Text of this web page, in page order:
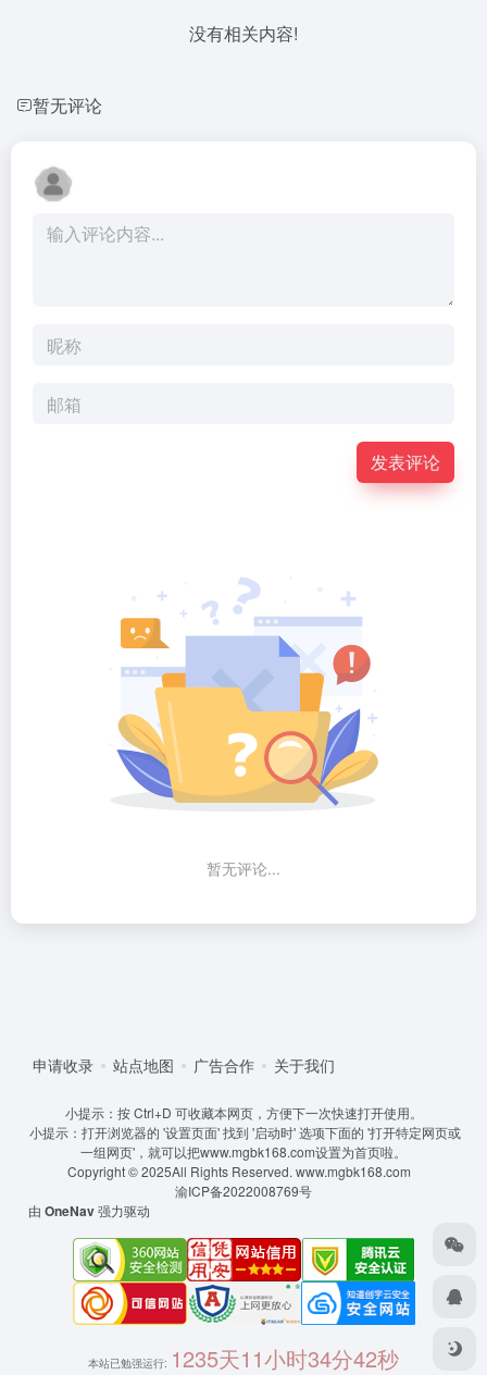
没有相关内容!
暂无评论
发表评论
暂无评论...
申请收录 站点地图 广告合作 关于我们
小提示：按 Ctrl+D 可收藏本网页，方便下一次快速打开使用。
小提示：打开浏览器的 '设置页面' 找到 '启动时' 选项下面的 '打开特定网页或
一组网页'，就可以把www.mgbk168.com设置为首页啦。
Copyright © 2025All Rights Reserved. www.mgbk168.com
渝ICP备2022008769号
由 OneNav强力驱动
本站已勉强运行: 1235天11小时34分42秒